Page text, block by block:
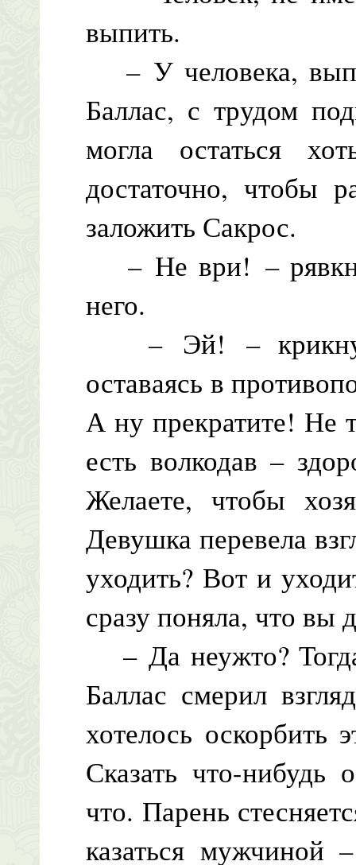
выпить.
– У человека,
Баллас, с трудом
могла остаться
достаточно, чтобы
заложить Сакрос.
– Не ври! –
него.
– Эй! – крикнула
оставаясь в
А ну прекратите! Не
есть волкодав –
Желаете, чтобы
Девушка перевела
уходить? Вот и
сразу поняла, что вы
– Да неужто?
Баллас смерил
хотелось оскорбить
Сказать что-
что. Парень
казаться